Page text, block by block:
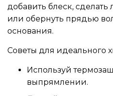
добавить блеск, сделать
или обернуть прядью
основания.
Советы для идеального
Используй
выпрямлении.